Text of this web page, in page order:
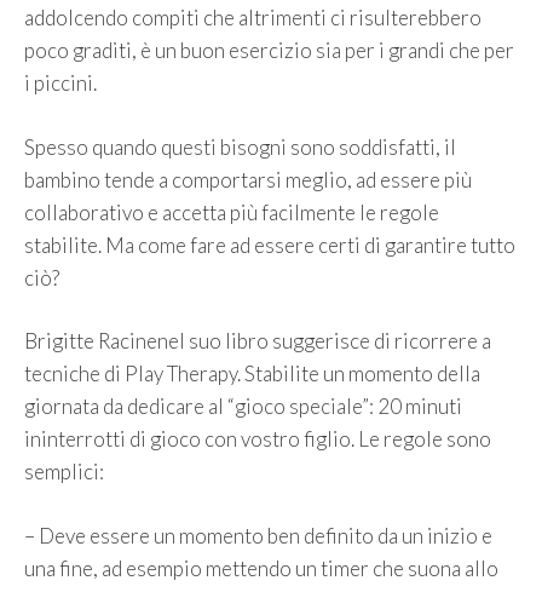
addolcendo compiti che altrimenti ci risulterebbero
poco graditi, è un buon esercizio sia per i grandi che per
i piccini.
Spesso quando questi bisogni sono soddisfatti, il
bambino tende a comportarsi meglio, ad essere più
collaborativo e accetta più facilmente le regole
stabilite. Ma come fare ad essere certi di garantire tutto
ciò?
Brigitte Racinenel suo libro suggerisce di ricorrere a
tecniche di Play Therapy. Stabilite un momento della
giornata da dedicare al “gioco speciale”: 20 minuti
ininterrotti di gioco con vostro figlio. Le regole sono
semplici:
– Deve essere un momento ben definito da un inizio e
una fine, ad esempio mettendo un timer che suona allo